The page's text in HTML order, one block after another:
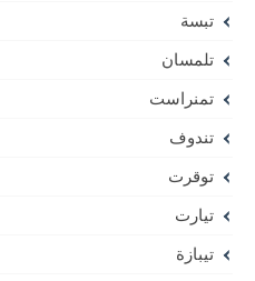
تبسة
تلمسان
تمنراست
تندوف
توقرت
تيارت
تيبازة